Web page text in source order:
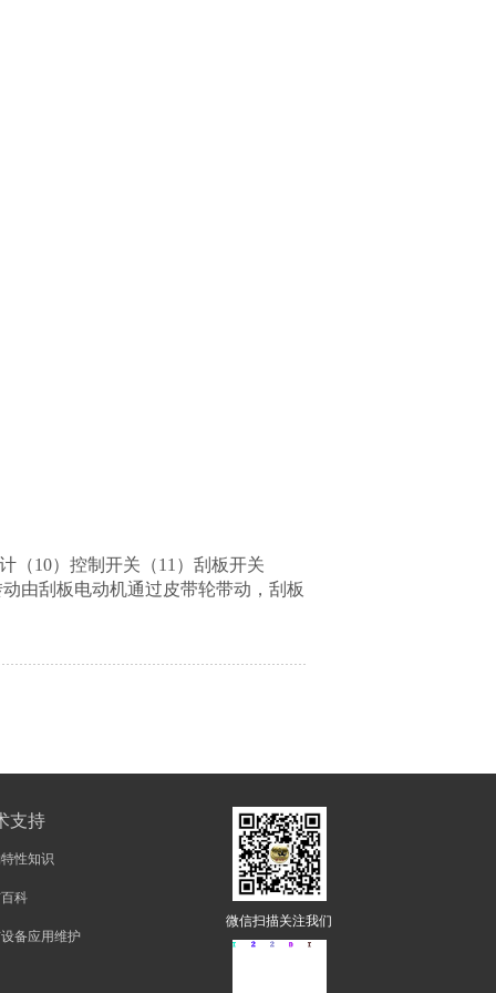
（10）控制开关（11 ）刮板开关
由刮板电动机通过皮带轮带动，刮板
支持
性知识
科
备应用维护
微信扫描关注我们